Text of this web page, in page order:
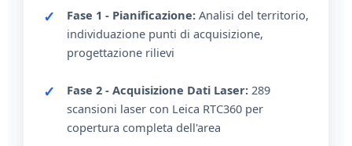
Fase 1 - Pianificazione: Analisi del territorio,
individuazione punti di acquisizione,
progettazione rilievi
Fase 2 - Acquisizione Dati Laser: 289
scansioni laser con Leica RTC360 per
copertura completa dell'area